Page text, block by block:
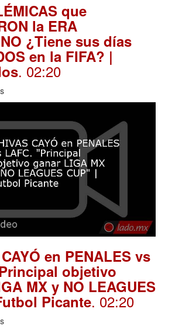
que
la ERA
¿Tiene sus días
en la FIFA? |
. 02:20
en PENALES vs
objetivo
MX y NO LEAGUES
Picante. 02:20